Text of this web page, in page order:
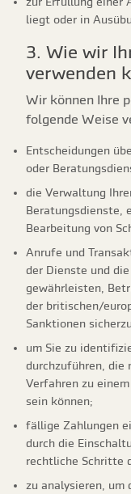
liegt oder in
3. Wie wir
verwenden
Wir können Ihre
folgende Weise
Entscheidungen
oder
die Verwaltung
Beratungsdienste,
Bearbeitung von
Anrufe und
der Dienste und
gewährleisten,
der britischen/
Sanktionen
um Sie zu
durchzuführen, die
Verfahren zu
sein können;
fällige Zahlungen
durch die
rechtliche Schritte
zu analysieren, um